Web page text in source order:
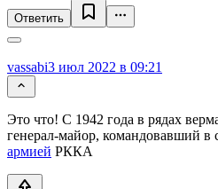
Ответить
vassabi3 июл 2022 в 09:21
Это что! С 1942 года в рядах
генерал-майор, командовавший в
армией РККА